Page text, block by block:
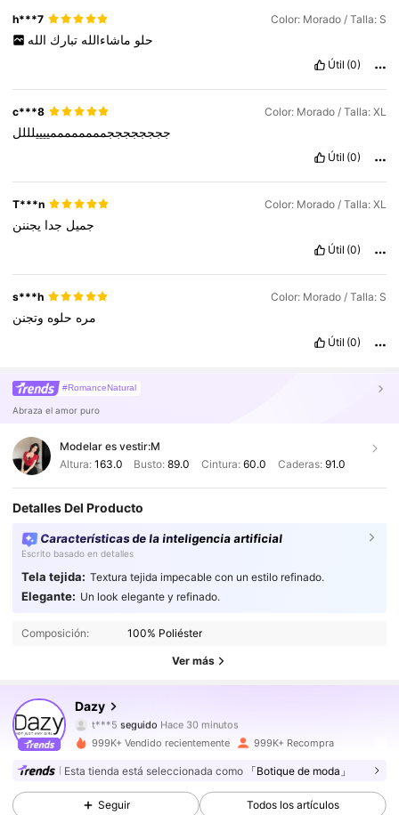
h***7 Color: Morado / Talla: S
حلو ماشاءاللهتبارك الله
Útil (0)
c***8 Color: Morado / Talla: XL
ججججججججممممممممييييلللل
Útil (0)
T***n Color: Morado / Talla: XL
جميل جدا يجننن
Útil (0)
s***h Color: Morado / Talla: S
مره حلوه وتجنن
Útil (0)
#RomanceNatural
Abraza el amor puro
Modelar es vestir:M
Altura: 163.0 Busto:89.0 Cintura: 60.0 Caderas: 91.0
Detalles Del Producto
Características de la inteligencia artificial
Escrito basado en detalles
Tela tejida: Textura tejida impecable con un estilo refinado.
Elegante: Un look elegante y refinado.
Composición: 100% Poliéster
Ver más
Dazy
4,91 6.6M Seguidores
4,91 6.6M Seguidores
4,91 6.6M Seguidores
4,91 6.6M Seguidores
999K+ Vendido recientemente 999K+ Recompra
Esta tienda está seleccionada como 「Botique de moda」
Seguir Todos los artículos